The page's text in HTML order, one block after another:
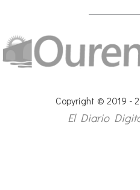
Copyright © 2019 -
El Diario